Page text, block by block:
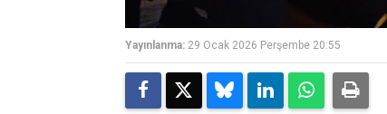
Yayınlanma: 29 Ocak 2026 Perşembe 20:55